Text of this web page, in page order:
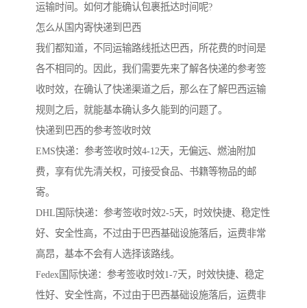
运输时间。如何才能确认包裹抵达时间呢?
怎么从国内寄快递到巴西
我们都知道，不同运输路线抵达巴西，所花费的时间是
各不相同的。因此，我们需要先来了解各快递的参考签
收时效，在确认了快递渠道之后，那么在了解巴西运输
规则之后，就能基本确认多久能到的问题了。
快递到巴西的参考签收时效
EMS快递：参考签收时效4-12天，无偏远、燃油附加
费，享有优先清关权，可接受食品、书籍等物品的邮
寄。
DHL国际快递：参考签收时效2-5天，时效快捷、稳定性
好、安全性高，不过由于巴西基础设施落后，运费非常
高昂，基本不会有人选择该路线。
Fedex国际快递：参考签收时效1-7天，时效快捷、稳定
性好、安全性高，不过由于巴西基础设施落后，运费非